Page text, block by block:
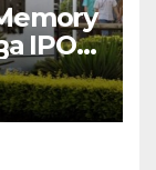
IPO